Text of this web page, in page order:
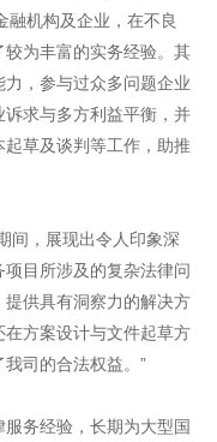
融机构及企业，在不良
为丰富的实务经验。其
，参与过众多问题企业
求与多方利益平衡，并
草及谈判等工作，助推
间，展现出令人印象深
目所涉及的复杂法律问
供具有洞察力的解决方
方案设计与文件起草方
司的合法权益。”
务经验，长期为大型国